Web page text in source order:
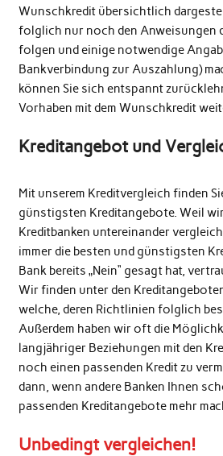
Wunschkredit übersichtlich
folglich nur noch den Anweisungen
folgen und einige notwendige
Bankverbindung zur Auszahlung)
können Sie sich entspannt
Vorhaben mit dem Wunschkredit
Kreditangebot und
Mit unserem Kreditvergleich finden
günstigsten Kreditangebote. Weil
Kreditbanken untereinander
immer die besten und günstigsten
Bank bereits „Nein“ gesagt hat,
Wir finden unter den
welche, deren Richtlinien folglich
Außerdem haben wir oft die
langjähriger Beziehungen mit den
noch einen passenden Kredit zu
dann, wenn andere Banken Ihnen
passenden Kreditangebote mehr
Unbedingt vergleichen!